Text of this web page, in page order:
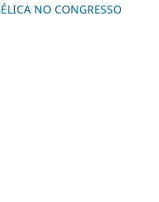
NO CONGRESSO